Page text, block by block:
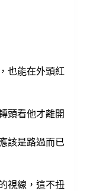
也能在外頭紅
頭看他才離開
該是路過而已
視線，這不扭